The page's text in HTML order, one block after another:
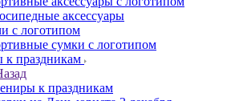
аксессуары
с логотипом
сумки с логотипом
к праздникам
к праздникам